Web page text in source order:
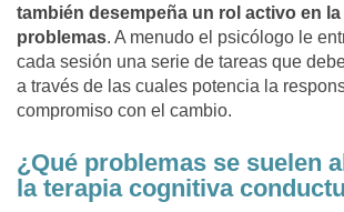
también desempeña un rol activo en
problemas. A menudo el psicólogo le
cada sesión una serie de tareas que
a través de las cuales potencia la
compromiso con el cambio.
¿Qué problemas se suelen
la terapia cognitiva